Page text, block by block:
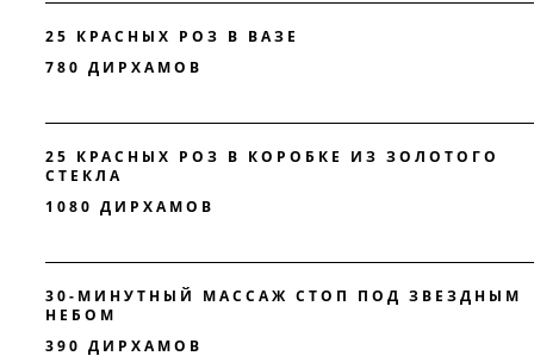
25 КРАСНЫХ РОЗ В ВАЗЕ
780 ДИРХАМОВ
25 КРАСНЫХ РОЗ В КОРОБКЕ ИЗ ЗОЛОТОГО
СТЕКЛА
1080 ДИРХАМОВ
30-МИНУТНЫЙ МАССАЖ СТОП ПОД ЗВЕЗДНЫМ
НЕБОМ
390 ДИРХАМОВ